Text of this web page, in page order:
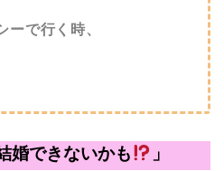
ーで行く時、
婚できないかも 」